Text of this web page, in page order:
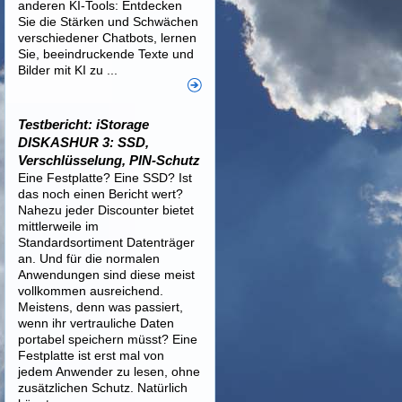
anderen KI-Tools: Entdecken
Sie die Stärken und Schwächen
verschiedener Chatbots, lernen
Sie, beeindruckende Texte und
Bilder mit KI zu ...
Testbericht: iStorage
DISKASHUR 3: SSD,
Verschlüsselung, PIN-Schutz
Eine Festplatte? Eine SSD? Ist
das noch einen Bericht wert?
Nahezu jeder Discounter bietet
mittlerweile im
Standardsortiment Datenträger
an. Und für die normalen
Anwendungen sind diese meist
vollkommen ausreichend.
Meistens, denn was passiert,
wenn ihr vertrauliche Daten
portabel speichern müsst? Eine
Festplatte ist erst mal von
jedem Anwender zu lesen, ohne
zusätzlichen Schutz. Natürlich